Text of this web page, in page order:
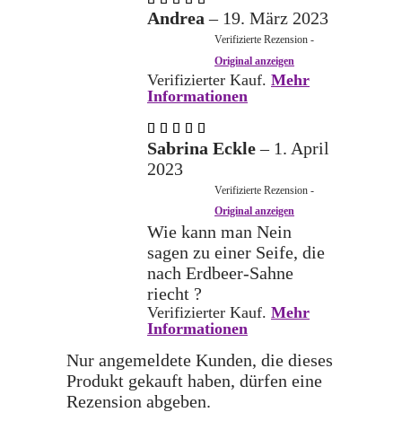
mit
von 5
Andrea– 19. März 2023
Verifizierte Rezension -
Original anzeigen
Verifizierter Kauf. Mehr
Informationen
mit5
von 5
Sabrina Eckle– 1. April
2023
Verifizierte Rezension -
Original anzeigen
Wie kann man Nein
sagen zu einer Seife, die
nach Erdbeer-Sahne
riecht ?
Verifizierter Kauf. Mehr
Informationen
Nur angemeldete Kunden, die dieses
Produkt gekauft haben, dürfen eine
Rezension abgeben.